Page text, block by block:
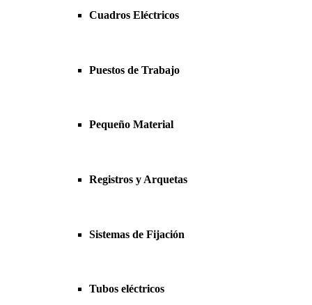
Cuadros Eléctricos
Puestos de Trabajo
Pequeño Material
Registros y Arquetas
Sistemas de Fijación
Tubos eléctricos